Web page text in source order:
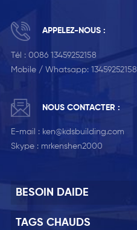
APPELEZ-NOUS :
Tél : 0086 13459252158
Mobile / Whatsapp: 13459252158
NOUS CONTACTER :
E-mail : ken@kdsbuilding.com
Skype : mrkenshen2000
BESOIN DAIDE
TAGS CHAUDS